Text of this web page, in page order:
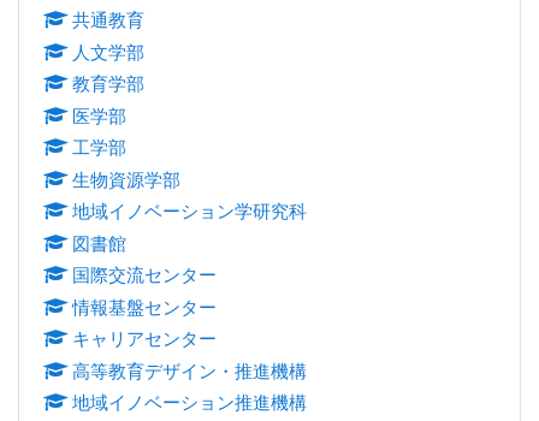
共通教育
人文学部
教育学部
医学部
工学部
生物資源学部
地域イノベーション学研究科
図書館
国際交流センター
情報基盤センター
キャリアセンター
高等教育デザイン・推進機構
地域イノベーション推進機構